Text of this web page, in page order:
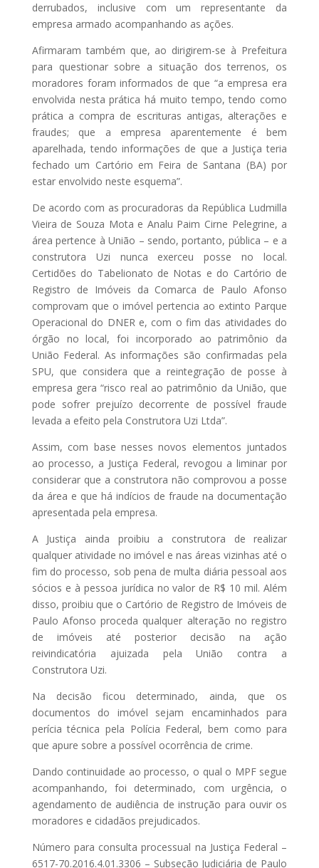
derrubados, inclusive com um representante da
empresa armado acompanhando as ações.
Afirmaram também que, ao dirigirem-se à Prefeitura
para questionar sobre a situação dos terrenos, os
moradores foram informados de que “a empresa era
envolvida nesta prática há muito tempo, tendo como
prática a compra de escrituras antigas, alterações e
fraudes; que a empresa aparentemente é bem
aparelhada, tendo informações de que a Justiça teria
fechado um Cartório em Feira de Santana (BA) por
estar envolvido neste esquema”.
De acordo com as procuradoras da República Ludmilla
Vieira de Souza Mota e Analu Paim Cirne Pelegrine, a
área pertence à União – sendo, portanto, pública – e a
construtora Uzi nunca exerceu posse no local.
Certidões do Tabelionato de Notas e do Cartório de
Registro de Imóveis da Comarca de Paulo Afonso
comprovam que o imóvel pertencia ao extinto Parque
Operacional do DNER e, com o fim das atividades do
órgão no local, foi incorporado ao patrimônio da
União Federal. As informações são confirmadas pela
SPU, que considera que a reintegração de posse à
empresa gera “risco real ao patrimônio da União, que
pode sofrer prejuízo decorrente de possível fraude
levada a efeito pela Construtora Uzi Ltda”.
Assim, com base nesses novos elementos juntados
ao processo, a Justiça Federal, revogou a liminar por
considerar que a construtora não comprovou a posse
da área e que há indícios de fraude na documentação
apresentada pela empresa.
A Justiça ainda proibiu a construtora de realizar
qualquer atividade no imóvel e nas áreas vizinhas até o
fim do processo, sob pena de multa diária pessoal aos
sócios e à pessoa jurídica no valor de R$ 10 mil. Além
disso, proibiu que o Cartório de Registro de Imóveis de
Paulo Afonso proceda qualquer alteração no registro
de imóveis até posterior decisão na ação
reivindicatória ajuizada pela União contra a
Construtora Uzi.
Na decisão ficou determinado, ainda, que os
documentos do imóvel sejam encaminhados para
perícia técnica pela Polícia Federal, bem como para
que apure sobre a possível ocorrência de crime.
Dando continuidade ao processo, o qual o MPF segue
acompanhando, foi determinado, com urgência, o
agendamento de audiência de instrução para ouvir os
moradores e cidadãos prejudicados.
Número para consulta processual na Justiça Federal –
6517-70.2016.4.01.3306 – Subseção Judiciária de Paulo